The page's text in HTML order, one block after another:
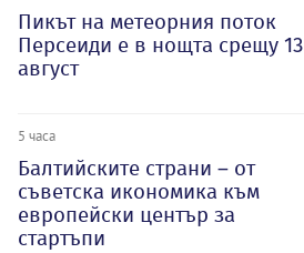
Пикът на метеорния поток
Персеиди е в нощта срещу 13
август
5 часа
Балтийските страни – от
съветска икономика към
европейски център за
стартъпи